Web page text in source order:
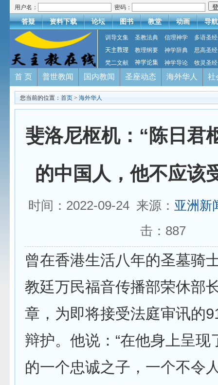
用户名： 密码：
答疑 资料下载 论坛 图书 教堂 动画 导航
训导文集 圣教法典 信理神学
多语圣经
天主教理
教理纲要 神学辞典
思高圣经
梵二文献
神学论集 神学导论 牧灵圣经
首 页 普世教闻 国内教闻 圣座动态 海外华人 社
您当前的位置： 首页 > 海外华人
斐洛尼枢机：“陈日君
的中国人，他不应该
时间：2022-09-24 来源： 亚洲新
击： 887
曾在香港生活八年的圣墓骑
教廷万民福音传播部荣休部
章，为即将接受法庭审讯的
辩护。他说：“在他身上呈现
的一个忠诚之子，一个不令